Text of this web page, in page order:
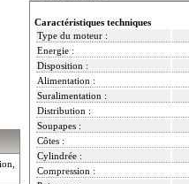
Caractéristiques techniques
Type du moteur :
Energie :
Disposition :
Alimentation :
Suralimentation :
Distribution :
Soupapes :
Côtes :
Cylindrée :
Compression :